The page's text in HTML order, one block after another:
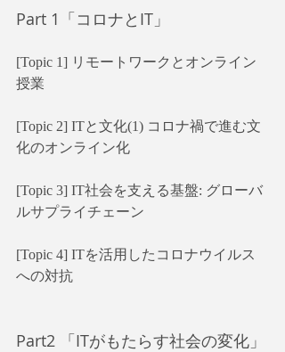
Part 1「コロナとIT」
[Topic 1] リモートワークとオンライン
授業
[Topic 2] ITと文化(1) コロナ禍で進む文
化のオンライン化
[Topic 3] IT社会を支える基盤: グローバ
ルサプライチェーン
[Topic 4] ITを活用したコロナウイルス
への対抗
Part2 「ITがもたらす社会の変化」